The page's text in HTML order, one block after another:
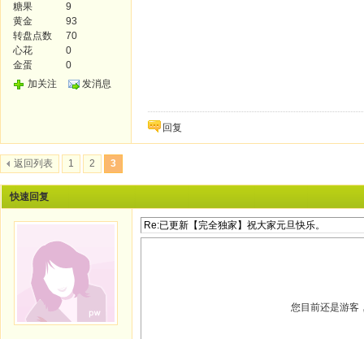
糖果
9
黄金
93
转盘点数
70
心花
0
金蛋
0
加关注
发消息
回复
返回列表 1 2 3
快速回复
您目前还是游客